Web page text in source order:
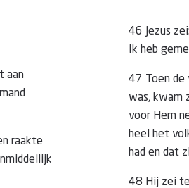
aan
raakte
46 Jezus
Ik heb
47 Toen de
was, kwam
voor Hem
heel het
had en dat
48 Hij zei